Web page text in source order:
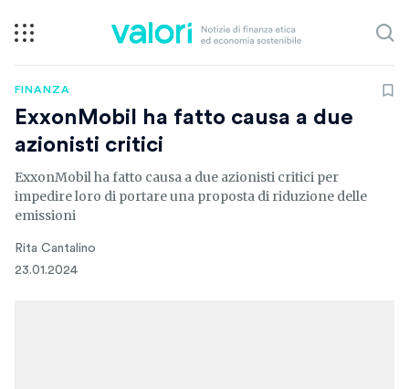
FINANZA
ExxonMobil ha fatto causa a due
azionisti critici
ExxonMobil ha fatto causa a due azionisti critici per
impedire loro di portare una proposta di riduzione delle
emissioni
Rita Cantalino
23.01.2024